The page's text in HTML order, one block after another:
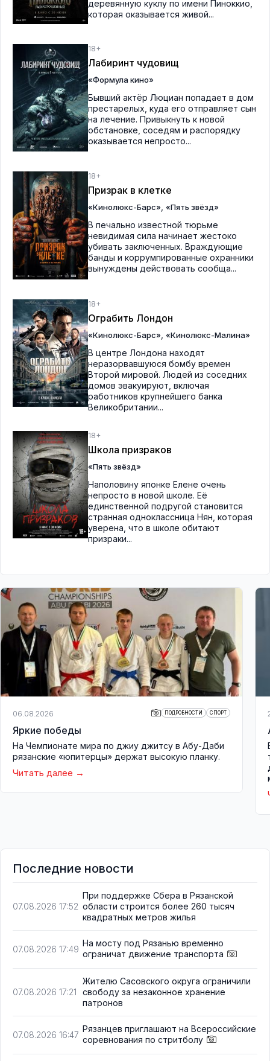
деревянную куклу по имени Пиноккио,
которая оказывается живой...
18+
Лабиринт чудовищ
«Формула кино»
Бывший актёр Люциан попадает в дом
престарелых, куда его отправляет сын
на лечение. Привыкнуть к новой
обстановке, соседям и распорядку
оказывается непросто...
18+
Призрак в клетке
«Кинолюкс-Барс» «Пять звёзд»
В печально известной тюрьме
невидимая сила начинает жестоко
убивать заключенных. Враждующие
банды и коррумпированные охранники
вынуждены действовать сообща...
18+
Ограбить Лондон
«Кинолюкс-Барс» «Кинолюкс-Малина»
В центре Лондона находят
неразорвавшуюся бомбу времен
Второй мировой. Людей из соседних
домов эвакуируют, включая
работников крупнейшего банка
Великобритании...
18+
Школа призраков
«Пять звёзд»
Наполовину японке Елене очень
непросто в новой школе. Её
единственной подругой становится
странная одноклассница Нян, которая
уверена, что в школе обитают
призраки...
06.08.2026 ПОДРОБНОСТИ СПОРТ
Яркие победы
На Чемпионате мира по джиу джитсу в Абу-Даби
рязанские «юпитерцы» держат высокую планку.
Читать далее
Последние новости
07.08.2026 17:52
При поддержке Сбера в Рязанской
области строится более 260 тысяч
квадратных метров жилья
07.08.2026 17:49
На мосту под Рязанью временно
ограничат движение транспорта
07.08.2026 17:21
Жителю Сасовского округа ограничили
свободу за незаконное хранение
патронов
07.08.2026 16:47
Рязанцев приглашают на Всероссийские
соревнования по стритболу